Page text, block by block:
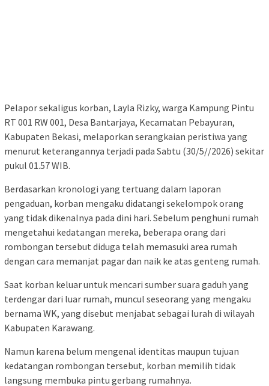
Pelapor sekaligus korban, Layla Rizky, warga Kampung Pintu
RT 001 RW 001, Desa Bantarjaya, Kecamatan Pebayuran,
Kabupaten Bekasi, melaporkan serangkaian peristiwa yang
menurut keterangannya terjadi pada Sabtu (30/5//2026) sekitar
pukul 01.57 WIB.
Berdasarkan kronologi yang tertuang dalam laporan
pengaduan, korban mengaku didatangi sekelompok orang
yang tidak dikenalnya pada dini hari. Sebelum penghuni rumah
mengetahui kedatangan mereka, beberapa orang dari
rombongan tersebut diduga telah memasuki area rumah
dengan cara memanjat pagar dan naik ke atas genteng rumah.
Saat korban keluar untuk mencari sumber suara gaduh yang
terdengar dari luar rumah, muncul seseorang yang mengaku
bernama WK, yang disebut menjabat sebagai lurah di wilayah
Kabupaten Karawang.
Namun karena belum mengenal identitas maupun tujuan
kedatangan rombongan tersebut, korban memilih tidak
langsung membuka pintu gerbang rumahnya.